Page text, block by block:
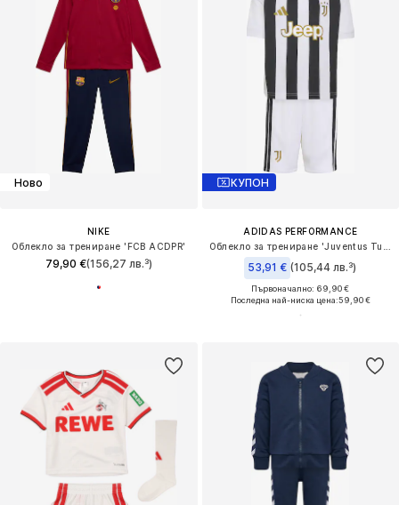
Ново
NIKE
Облекло за трениране 'FCB ACDPR'
79,90 €(156,27 лв.³)
КУПОН
ADIDAS PERFORMANCE
53,91 € (105,44 лв.³)
Първоначално: 69,90 €
Последна най-ниска цена:59,90 €